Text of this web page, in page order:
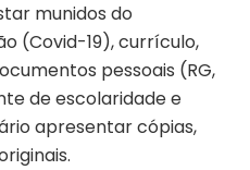
munidos do
(Covid-19), currículo,
pessoais (RG,
de escolaridade e
apresentar cópias,